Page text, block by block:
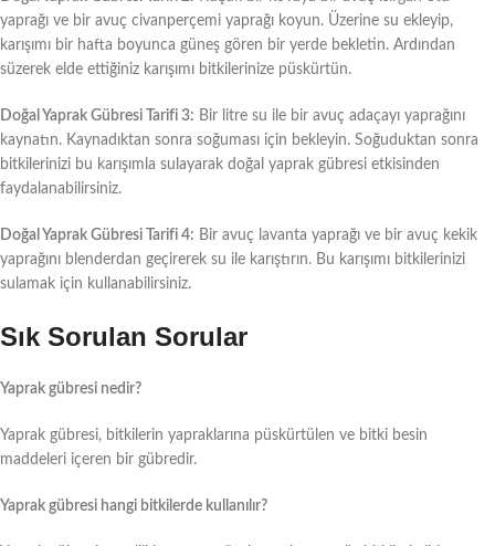
yaprağı ve bir avuç civanperçemi yaprağı koyun. Üzerine su ekleyip,
karışımı bir hafta boyunca güneş gören bir yerde bekletin. Ardından
süzerek elde ettiğiniz karışımı bitkilerinize püskürtün.
Doğal Yaprak Gübresi Tarifi 3: Bir litre su ile bir avuç adaçayı yaprağını
kaynatın. Kaynadıktan sonra soğuması için bekleyin. Soğuduktan sonra
bitkilerinizi bu karışımla sulayarak doğal yaprak gübresi etkisinden
faydalanabilirsiniz.
Doğal Yaprak Gübresi Tarifi 4: Bir avuç lavanta yaprağı ve bir avuç kekik
yaprağını blenderdan geçirerek su ile karıştırın. Bu karışımı bitkilerinizi
sulamak için kullanabilirsiniz.
Sık Sorulan Sorular
Yaprak gübresi nedir?
Yaprak gübresi, bitkilerin yapraklarına püskürtülen ve bitki besin
maddeleri içeren bir gübredir.
Yaprak gübresi hangi bitkilerde kullanılır?